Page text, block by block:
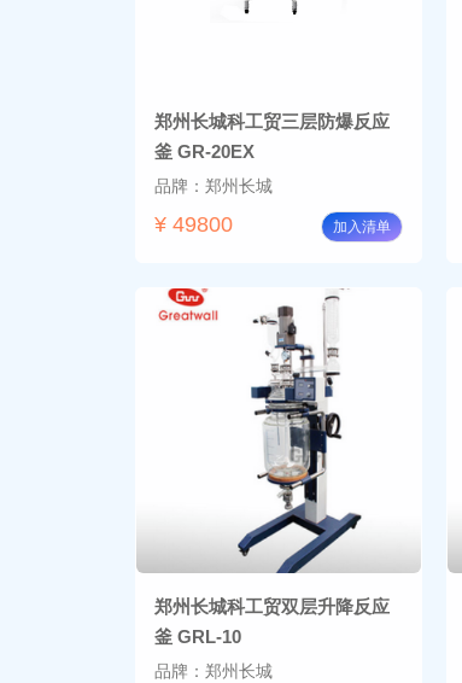
郑州长城科工贸三层防爆反应
釜 GR-20EX
品牌：郑州长城
¥ 49800 加入清单
郑州长城科工贸双层升降反应
釜 GRL-10
品牌：郑州长城